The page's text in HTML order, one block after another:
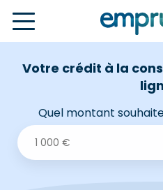
Votre crédit à la
Quel montant